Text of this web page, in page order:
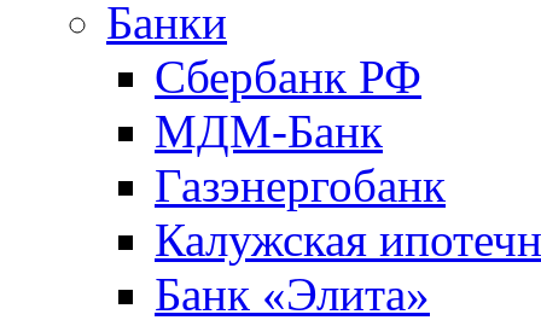
Банки
Сбербанк РФ
МДМ-Банк
Газэнергобанк
Калужская
Банк «Элита»